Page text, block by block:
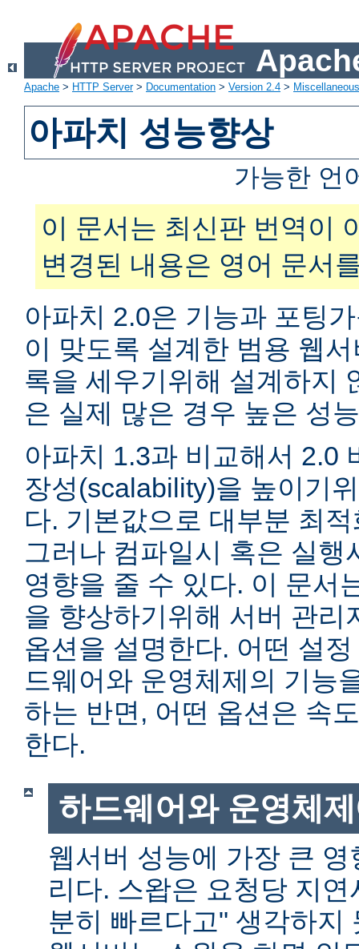
Apache > HTTP Server> Documentation > Version 2.4 >
아파치 성능향상
가능한 언
이 문서는 최신판 번역이
변경된 내용은 영어 문서
아파치 2.0은 기능과 포팅
이 맞도록 설계한 범용 웹
록을 세우기위해 설계하지
은 실제 많은 경우 높은 성
아파치 1.3과 비교해서 2.0
장성(scalability)을 높이기
다. 기본값으로 대부분 최
그러나 컴파일시 혹은 실행
영향을 줄 수 있다. 이 문서
을 향상하기위해 서버 관리
옵션을 설명한다. 어떤 설
드웨어와 운영체제의 기능
하는 반면, 어떤 옵션은 속
한다.
하드웨어와 운영체
웹서버 성능에 가장 큰
리다. 스왑은 요청당 지
분히 빠르다고" 생각하지